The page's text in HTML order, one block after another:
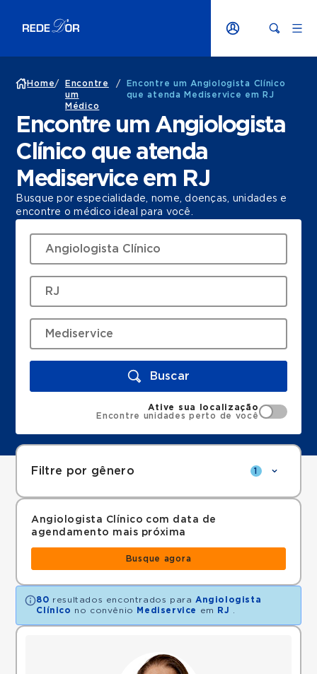
Home/
Encontre
um
Médico
/
Encontre um Angiologista Clínico
que atenda Mediservice em RJ
Encontre um Angiologista
Clínico que atenda
Mediservice em RJ
Busque por especialidade, nome, doenças, unidades e
encontre o médico ideal para você.
Buscar
Ative sua localização
Encontre unidades perto de você
Filtre por gênero 1
Angiologista Clínico com data de
agendamento mais próxima
Busque agora
80 resultados encontrados para Angiologista
Clínico no convênio Mediservice em RJ